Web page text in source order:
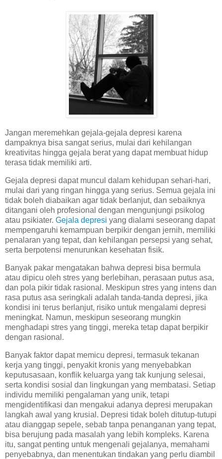
Jangan meremehkan gejala-gejala depresi karena
dampaknya bisa sangat serius, mulai dari kehilangan
kreativitas hingga gejala berat yang dapat membuat hidup
terasa tidak memiliki arti.
Gejala depresi dapat muncul dalam kehidupan sehari-hari,
mulai dari yang ringan hingga yang serius. Semua gejala ini
tidak boleh diabaikan agar tidak berlanjut, dan sebaiknya
ditangani oleh profesional dengan mengunjungi psikolog
atau psikiater. Gejala depresi yang dialami seseorang dapat
mempengaruhi kemampuan berpikir dengan jernih, memiliki
penalaran yang tepat, dan kehilangan persepsi yang sehat,
serta berpotensi menurunkan kesehatan fisik.
Banyak pakar mengatakan bahwa depresi bisa bermula
atau dipicu oleh stres yang berlebihan, perasaan putus asa,
dan pola pikir tidak rasional. Meskipun stres yang intens dan
rasa putus asa seringkali adalah tanda-tanda depresi, jika
kondisi ini terus berlanjut, risiko untuk mengalami depresi
meningkat. Namun, meskipun seseorang mungkin
menghadapi stres yang tinggi, mereka tetap dapat berpikir
dengan rasional.
Banyak faktor dapat memicu depresi, termasuk tekanan
kerja yang tinggi, penyakit kronis yang menyebabkan
keputusasaan, konflik keluarga yang tak kunjung selesai,
serta kondisi sosial dan lingkungan yang membatasi. Setiap
individu memiliki pengalaman yang unik, tetapi
mengidentifikasi dan mengakui adanya depresi merupakan
langkah awal yang krusial. Depresi tidak boleh ditutup-tutupi
atau dianggap sepele, sebab tanpa penanganan yang tepat,
bisa berujung pada masalah yang lebih kompleks. Karena
itu, sangat penting untuk mengenali gejalanya, memahami
penyebabnya, dan menentukan tindakan yang perlu diambil